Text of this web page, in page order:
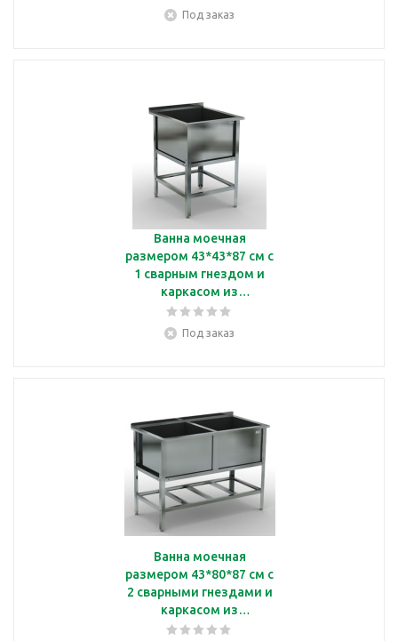
Кобор ВМС/1-43/43/430
Под заказ
Ванна моечная
размером 43*43*87 см с
1 сварным гнездом и
каркасом из
оцинкованной стали
Кобор ВМСБ14343
Под заказ
Ванна моечная
размером 43*80*87 см с
2 сварными гнездами и
каркасом из
оцинкованной стали